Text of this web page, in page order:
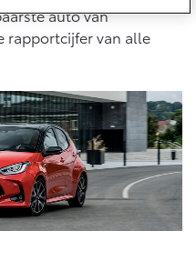
Toyota C-HR
Vanaf € 36.495,-
auto van
rapportcijfer van alle